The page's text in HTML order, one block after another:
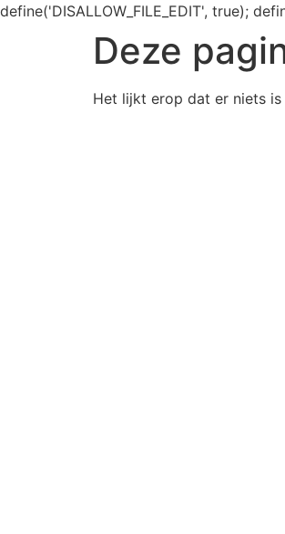
define('DISALLOW_FILE_EDIT', true);
Deze
Het lijkt erop dat er niets